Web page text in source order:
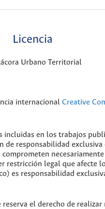
Licencia
Urbano Territorial
internacional Creative
incluidas en los trabajos
de responsabilidad exclusiva
restricción legal que afecte
es responsabilidad
reserva el derecho de realizar